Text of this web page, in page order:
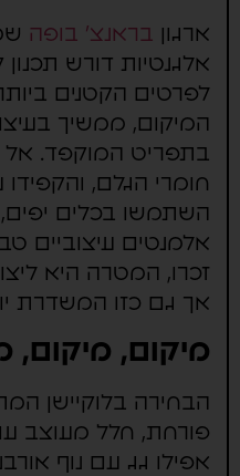
ארגוןבראנצ' בופה
אלגנטיות דורש תכנון
לפרטים הקטנים
המיקום, ממשיך
בתפריט המוקפד. אל
חומרי הגלם, והקפידו
השתמשו בכלים יפים,
אלמנטים עיצוביים
זכרו, המטרה היא ליצור
אך גם כזו המשדרת
מיקום, מיקום,
הבחירה בלוקיישן
פורחת, חלל מעוצב עם
אפילו גג עם נוף